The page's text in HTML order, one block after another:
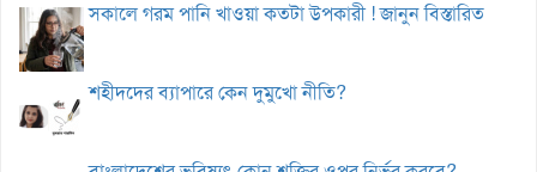
সকালে গরম পানি খাওয়া কতটা উপকারী ! জানুন বিস্তারিত
শহীদদের ব্যাপারে কেন দুমুখো নীতি?